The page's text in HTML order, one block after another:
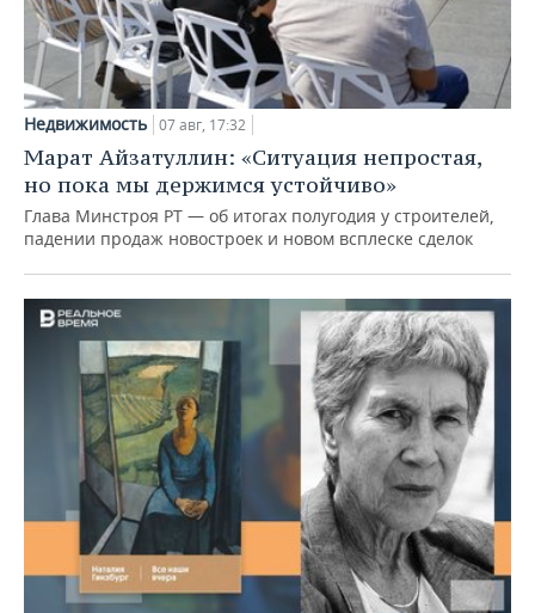
Недвижимость 07 авг, 17:32
Марат Айзатуллин: «Ситуация непростая,
но пока мы держимся устойчиво»
Глава Минстроя РТ — об итогах полугодия у строителей,
падении продаж новостроек и новом всплеске сделок